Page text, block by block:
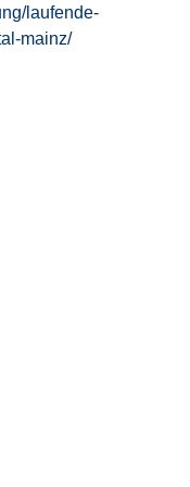
laufende-
mainz/